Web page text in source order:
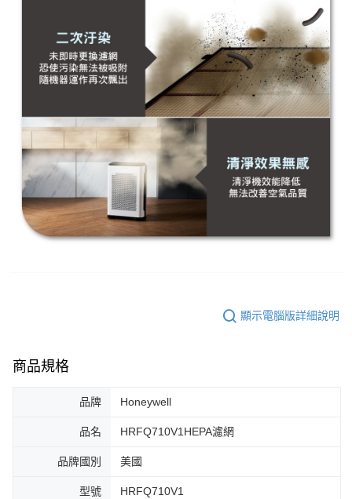
顯示電腦版詳細說明
商品規格
品牌 Honeywell
品名 HRFQ710V1HEPA濾網
品牌國別 美國
型號 HRFQ710V1